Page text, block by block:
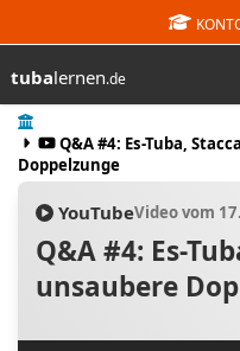
tubalernen.de
Start
Q&A #4: Es-Tuba,
Doppelzunge
YouTubeVideo vom
Q&A #4: Es-
unsaubere